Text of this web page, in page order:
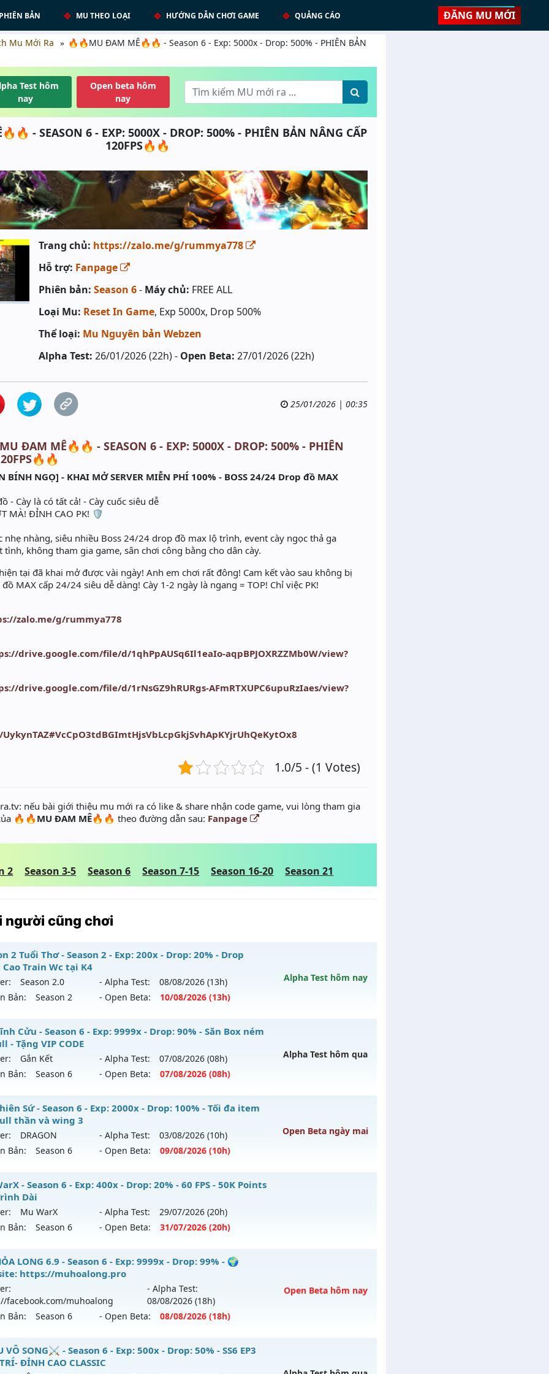
BẢN MU THEO LOẠI HƯỚNG DẪN CHƠI GAME QUẢNG CÁO ĐĂNG MU MỚI
Mu Mới Ra
🔥🔥MU ĐAM MÊ🔥🔥 - Season 6 - Exp: 5000x - Drop: 500% - PHIÊN BẢN
Test hôm
nay
Open beta hôm
nay
- SEASON 6 - EXP: 5000X - DROP: 500% - PHIÊN BẢN NÂNG CẤP
120FPS🔥🔥
Trang chủ: https://zalo.me/g/rummya778
Hỗ trợ: Fanpage
Phiên bản: Season 6- Máy chủ: FREE ALL
Loại Mu: Reset In Game, Exp 5000x, Drop 500%
Thể loại: Mu Nguyên bản Webzen
Alpha Test: 26/01/2026 (22h) - Open Beta: 27/01/2026 (22h)
25/01/2026 | 00:35
ĐAM MÊ🔥🔥 - SEASON 6 - EXP: 5000X - DROP: 500% - PHIÊN
BÍNH NGỌ] - KHAI MỞ SERVER MIỄN PHÍ 100% - BOSS 24/24 Drop đồ MAX
- Cày là có tất cả! - Cày cuốc siêu dễ
MÀ! ĐỈNH CAO PK! 🛡️
nhẹ nhàng, siêu nhiều Boss 24/24 drop đồ max lộ trình, event cày ngọc thả ga
tình, không tham gia game, sân chơi công bằng cho dân cày.
tại đã khai mở được vài ngày! Anh em chơi rất đông! Cam kết vào sau không bị
MAX cấp 24/24 siêu dễ dàng! Cày 1-2 ngày là ngang = TOP! Chỉ việc PK!
zalo.me/g/rummya778
drive.google.com/file/d/1qhPpAUSq6Il1eaIo-aqpBPJOXRZZMb0W/view?
drive.google.com/file/d/1rNsGZ9hRURgs-AFmRTXUPC6upuRzIaes/view?
1.0/5 - (1 Votes)
nếu bài giới thiệu mu mới ra có like & share nhận code game, vui lòng tham gia
🔥🔥MU ĐAM MÊ🔥🔥 theo đường dẫn sau: Fanpage
2 Season 3-5 Season 6 Season 7-15 Season 16-20 Season 21
người cũng chơi
2 Tuổi Thơ - Season 2 - Exp: 200x - Drop: 20% - Drop
Cao Train Wc tại K4
Season 2.0 - Alpha Test: 08/08/2026 (13h)
Bản:
Season 2 - Open Beta: 10/08/2026 (13h)
Alpha Test hôm nay
2 Tuổi Thơ - Drop Ngọc Cao Train Wc tại K4
mới ra tháng 08 2026 - Mở máy chủSeason 2.0 vào 13h ngày 10/08/2626
200x - Drop: 20%
loại: Mu Bán Đồ Full Trong Shop
GameGuard
Cửu - Season 6 - Exp: 9999x - Drop: 90% - Săn Box ném
- Tặng VIP CODE
Gắn Kết - Alpha Test: 07/08/2026 (08h)
Bản:
Season 6 - Open Beta: 07/08/2026 (08h)
Alpha Test hôm qua
Vĩnh Cửu - Săn Box ném đồ Full - Tặng VIP CODE
mới ra tháng 08 2026 - Mở máy chủGắn Kếtvào 08h ngày 07/08/2626
9999x - Drop: 90%
loại: Mu Nguyên bản Webzen
ICMPROTECT ✅ 🔴 ✨ ⚡️
Sứ - Season 6 - Exp: 2000x - Drop: 100% - Tối đa item
thần và wing 3
DRAGON - Alpha Test: 03/08/2026 (10h)
Bản:
Season 6 - Open Beta: 09/08/2026 (10h)
Open Beta ngày mai
Thiên Sứ - Tối đa item 380 full thần và wing 3
mới ra tháng 08 2026 - Mở máy chủDRAGONvào 10h ngày 09/08/2626
2000x - Drop: 100%
loại: Mu Nguyên bản Webzen
sharkguard
- Season 6 - Exp: 400x - Drop: 20% - 60 FPS - 50K Points
Dài
Mu WarX - Alpha Test: 29/07/2026 (20h)
Bản:
Season 6 - Open Beta: 31/07/2026 (20h)
WarX - 60 FPS - 50K Points - Lộ Trình Dài
mới ra tháng 07 2026 - Mở máy chủ
Mu WarX
400x - Drop: 20%
loại: Mu Custom thêm đồ mới
LONG 6.9 - Season 6 - Exp: 9999x - Drop: 99% - 🌍
https://muhoalong.pro
facebook.com/muhoalong
- Alpha Test:
08/08/2026 (18h)
Bản:
Season 6 - Open Beta: 08/08/2026 (18h)
Open Beta hôm nay
LONG 6.9 - 🌍 Website: https://muhoalong.pro
SONG⚔️ - Season 6 - Exp: 500x - Drop: 50% - SS6 EP3
ĐỈNH CAO CLASSIC